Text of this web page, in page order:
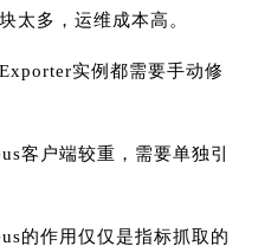
太多，运维成本高。
实例都需要手动修
客户端较重，需要单独引
的作用仅仅是指标抓取的